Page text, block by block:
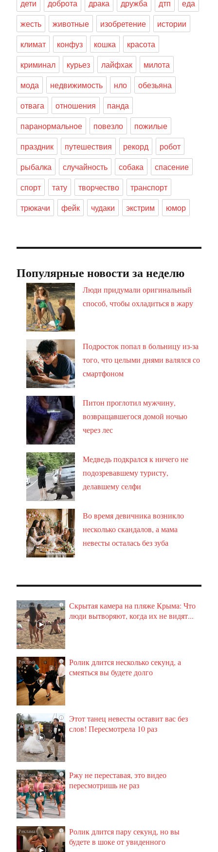
дети доброта драка дружба дтп
еда
жесть
животные изобретение
истории
климат
конфуз кошка
красота
криминал
курьез лайфхак
милота
мода
недвижимость нло
обезьяна
отвага
отношения
панда
паранормальное
повезло
пожилые
праздник
путешествия рекорд
робот
рыбалка
случайность собака
спасение
спорт
тату творчество
транспорт
трюкачи
фейк чудаки экстрим юмор
Популярные новости за неделю
Люди придумали оригинальный
способ, чтобы охладиться в жару
Подросток попал в больницу из-за
того, что целыми днями валялся со
смартфоном
Питон проглотил мужчину,
возвращавшегося домой ночью
через лес
Медведь подкрался к ничего не
подозревавшему туристу,
делавшему селфи
Во время девичника возникло
несколько скандалов, а мама
невесты осталась без зуба
i
Скрытая камера на пляже Крыма: Что
люди вытворяют, когда их не видят...
i
Ролик длится несколько секунд, а
смеяться вы будете долго
i
Этот танец невесты оставит вас без
слов! Пересмотрела 10 раз
i
Ржу не переставая, это видео
пересмотришь не раз
i
Ролик длится пару секунд, но вы
будете в шоке от увиденного